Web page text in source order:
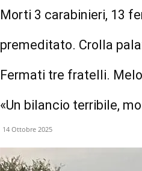
Morti 3 carabinieri, 13
premeditato. Crolla
Fermati tre fratelli.
«Un bilancio terribile,
14 Ottobre 2025